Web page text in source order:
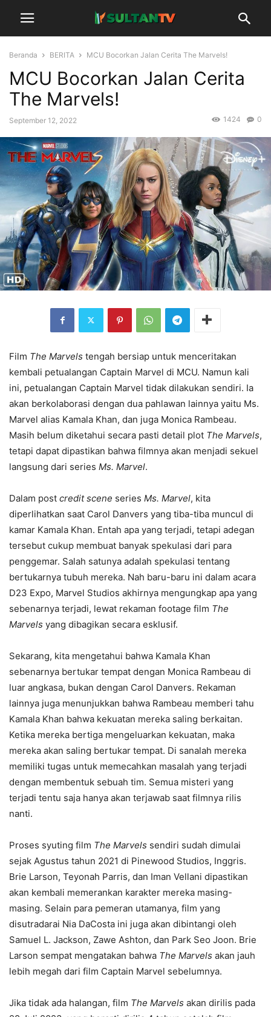
Beranda BERITA MCU Bocorkan Jalan Cerita The Marvels!
MCU Bocorkan Jalan Cerita
The Marvels!
September 12, 2022 0
1424
Film The Marvels tengah bersiap untuk menceritakan
kembali petualangan Captain Marvel di MCU. Namun kali
ini, petualangan Captain Marvel tidak dilakukan sendiri. Ia
akan berkolaborasi dengan dua pahlawan lainnya yaitu Ms.
Marvel alias Kamala Khan, dan juga Monica Rambeau.
Masih belum diketahui secara pasti detail plot The Marvels,
tetapi dapat dipastikan bahwa filmnya akan menjadi sekuel
langsung dari series Ms. Marvel.
Dalam post credit scene series Ms. Marvel, kita
diperlihatkan saat Carol Danvers yang tiba-tiba muncul di
kamar Kamala Khan. Entah apa yang terjadi, tetapi adegan
tersebut cukup membuat banyak spekulasi dari para
penggemar. Salah satunya adalah spekulasi tentang
bertukarnya tubuh mereka. Nah baru-baru ini dalam acara
D23 Expo, Marvel Studios akhirnya mengungkap apa yang
sebenarnya terjadi, lewat rekaman footage film The
Marvels yang dibagikan secara esklusif.
Sekarang, kita mengetahui bahwa Kamala Khan
sebenarnya bertukar tempat dengan Monica Rambeau di
luar angkasa, bukan dengan Carol Danvers. Rekaman
lainnya juga menunjukkan bahwa Rambeau memberi tahu
Kamala Khan bahwa kekuatan mereka saling berkaitan.
Ketika mereka bertiga mengeluarkan kekuatan, maka
mereka akan saling bertukar tempat. Di sanalah mereka
memiliki tugas untuk memecahkan masalah yang terjadi
dengan membentuk sebuah tim. Semua misteri yang
terjadi tentu saja hanya akan terjawab saat filmnya rilis
nanti.
Proses syuting film The Marvels sendiri sudah dimulai
sejak Agustus tahun 2021 di Pinewood Studios, Inggris.
Brie Larson, Teyonah Parris, dan Iman Vellani dipastikan
akan kembali memerankan karakter mereka masing-
masing. Selain para pemeran utamanya, film yang
disutradarai Nia DaCosta ini juga akan dibintangi oleh
Samuel L. Jackson, Zawe Ashton, dan Park Seo Joon. Brie
Larson sempat mengatakan bahwa The Marvels akan jauh
lebih megah dari film Captain Marvel sebelumnya.
Jika tidak ada halangan, film The Marvels akan dirilis pada